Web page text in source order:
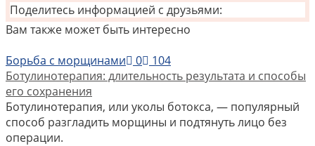
Поделитесь информацией с друзьями:
Вам также может быть интересно
Борьба с морщинами
0
104
Ботулинотерапия: длительность результата и способы
его сохранения
Ботулинотерапия, или уколы ботокса, — популярный
способ разгладить морщины и подтянуть лицо без
операции.